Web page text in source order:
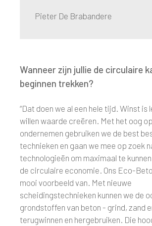
Pieter De Brabandere
Wanneer zijn jullie de circulaire
beginnen trekken?
“Dat doen we al een hele tijd. Winst is
willen waarde creëren. Met het oog
ondernemen gebruiken we de best
technieken en gaan we mee op zoek
technologieën om maximaal te
de circulaire economie. Ons Eco-
mooi voorbeeld van. Met nieuwe
scheidingstechnieken kunnen we de
grondstoffen van beton - grind, zand
terugwinnen en hergebruiken. Die